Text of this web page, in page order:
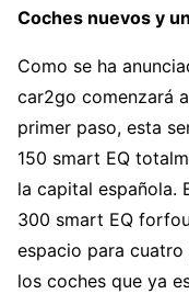
Coches nuevos y
Como se ha
car2go comenzará
primer paso, esta
150 smart EQ
la capital española.
300 smart EQ
espacio para cuatro
los coches que ya